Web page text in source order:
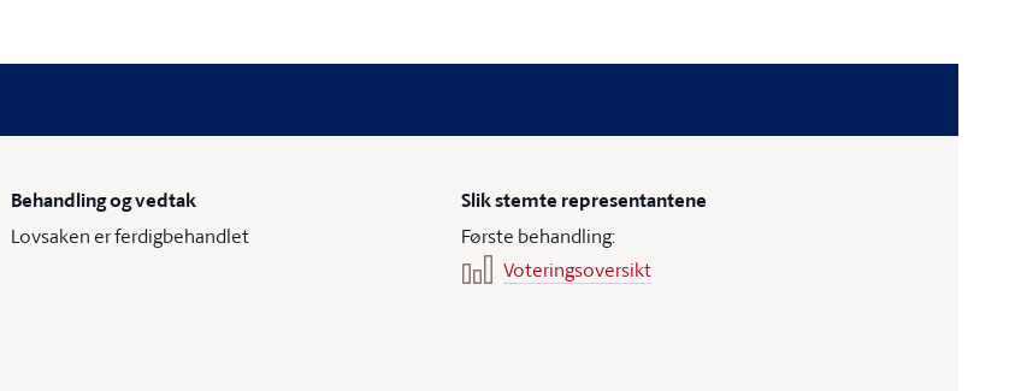
Behandling og vedtak
Lovsaken er ferdigbehandlet
Slik stemte representantene
Første behandling:
Voteringsoversikt